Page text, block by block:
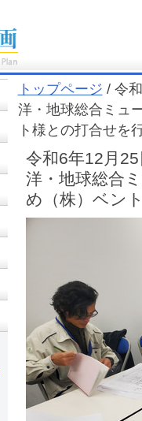
トップページ / 令
洋・地球総合ミュ
ト様との打合せを
令和6年12月
洋・地球総合
め（株）ベン